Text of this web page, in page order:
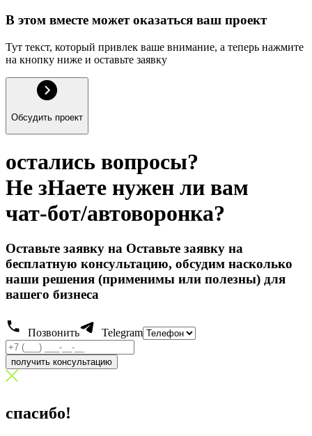
В этом вместе может оказаться ваш проект
Тут текст, который привлек ваше внимание, а теперь нажмите
на кнопку ниже и оставьте заявку
Обсудить проект
остались вопросы?
Не зHаете нужен ли вам
чат-бот/автоворонка?
Оставьте заявку на Оставьте заявку на
бесплатную консультацию, обсудим насколько
наши решения (применимы или полезны) для
вашего бизнеса
Позвонить Telegram
получить консультацию
спасибо!